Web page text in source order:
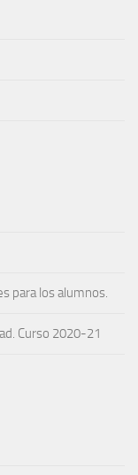
para los alumnos.
Curso 2020-21